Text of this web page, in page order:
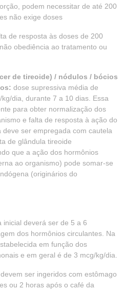
podem necessitar de até 200
não exige doses
de resposta às doses de 200
obediência ao tratamento ou
de tireoide) / nódulos / bócios
dose supressiva média de
dia, durante 7 a 10 dias. Essa
para obter normalização dos
e falta de resposta à ação do
deve ser empregada com cautela
de glândula tireoide
que a ação dos hormônios
ao organismo) pode somar-se
(originários do
inicial deverá ser de 5 a 6
dos hormônios circulantes. Na
em função dos
e em geral é de 3 mcg/kg/dia.
devem ser ingeridos com estômago
ou 2 horas após o café da